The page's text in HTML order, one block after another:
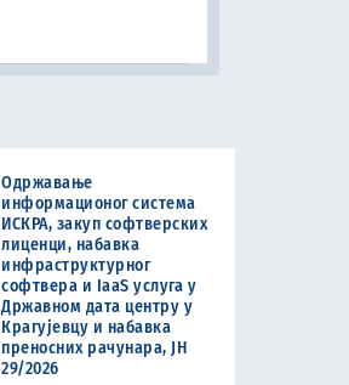
Одржавање
информационог система
ИСКРА, закуп софтверских
лиценци, набавка
инфраструктурног
софтвера и IaaS услуга у
Државном дата центру у
Крагујевцу и набавка
преносних рачунара, ЈН
29/2026